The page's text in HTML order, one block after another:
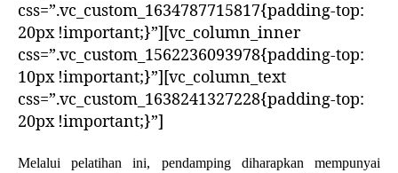
css=”.vc_custom_1634787715817{padding-top:
20px !important;}”][vc_column_inner
css=”.vc_custom_1562236093978{padding-top:
10px !important;}”][vc_column_text
css=”.vc_custom_1638241327228{padding-top:
20px !important;}”]
Melalui pelatihan ini, pendamping diharapkan mempunyai